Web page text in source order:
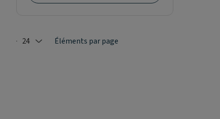
Selected: 24
24 Éléments par page